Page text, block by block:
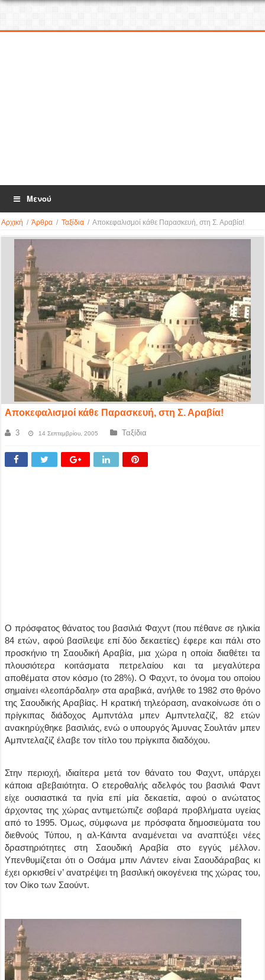
Μενού
Αρχική / Άρθρα / Ταξίδια / Αποκεφαλισμοί κάθε Παρασκευή, στη Σ. Αραβία!
Αποκεφαλισμοί κάθε Παρασκευή, στη Σ. Αραβία!
3 14 Σεπτεμβρίου, 2005 Ταξίδια
Ο πρόσφατος θάνατος του βασιλιά Φαχντ (που πέθανε σε ηλικία
84 ετών, αφού βασίλεψε επί δύο δεκαετίες) έφερε και πάλι στο
προσκήνιο τη Σαουδική Αραβία, μια χώρα η οποία διαθέτει τα
πλουσιότερα κοιτάσματα πετρελαίου και τα μεγαλύτερα
αποθέματα στον κόσμο (το 28%). Ο Φαχντ, το όνομα του οποίου
σημαίνει «λεοπάρδαλη» στα αραβικά, ανήλθε το 1982 στο θρόνο
της Σαουδικής Αραβίας. Η κρατική τηλεόραση, ανακοίνωσε ότι ο
πρίγκιπας διάδοχος Αμπντάλα μπεν Αμπντελαζίζ, 82 ετών
ανακηρύχθηκε βασιλιάς, ενώ ο υπουργός Άμυνας Σουλτάν μπεν
Αμπντελαζίζ έλαβε τον τίτλο του πρίγκιπα διαδόχου.
Στην περιοχή, ιδιαίτερα μετά τον θάνατο του Φαχντ, υπάρχει
κάποια αβεβαιότητα. Ο ετεροθαλής αδελφός του βασιλιά Φαντ
είχε ουσιαστικά τα ηνία επί μία δεκαετία, αφού ο ανώτατος
άρχοντας της χώρας αντιμετώπιζε σοβαρά προβλήματα υγείας
από το 1995. Όμως, σύμφωνα με πρόσφατα δημοσιεύματα του
διεθνούς Τύπου, η αλ-Κάιντα αναμένεται να αναπτύξει νέες
δραστηριότητες στη Σαουδική Αραβία στο εγγύς μέλλον.
Υπενθυμίζεται ότι ο Οσάμα μπιν Λάντεν είναι Σαουδάραβας κι
έχει ορκισθεί ν’ ανατρέψει τη βασιλική οικογένεια της χώρας του,
τον Οίκο των Σαούντ.